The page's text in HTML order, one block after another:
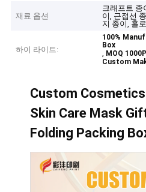
재료 옵션
크래프트 종
이, 근접선
지 종이, 홀
하이 라이트:
100%
Box
, MOQ
Custom
Custom
Skin Care Mask
Folding Packing